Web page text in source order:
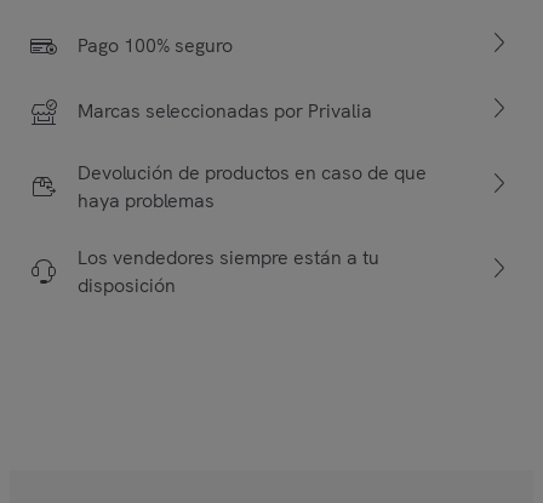
Pago 100% seguro
Marcas seleccionadas por Privalia
Devolución de productos en caso de que
haya problemas
Los vendedores siempre están a tu
disposición